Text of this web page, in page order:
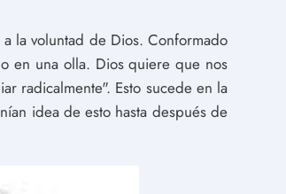
la voluntad de Dios. Conformado
en una olla. Dios quiere que nos
radicalmente". Esto sucede en la
idea de esto hasta después de